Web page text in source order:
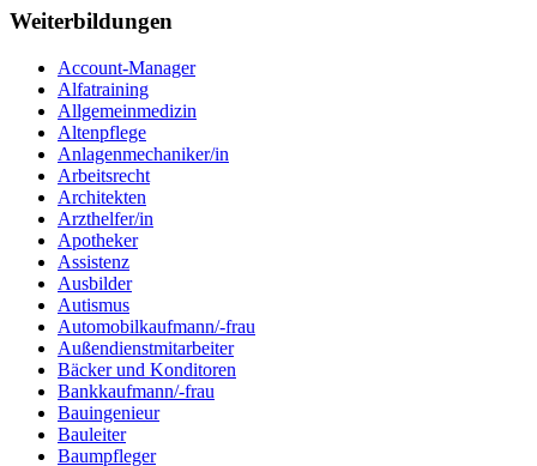
Weiterbildungen
Account-Manager
Alfatraining
Allgemeinmedizin
Altenpflege
Anlagenmechaniker/in
Arbeitsrecht
Architekten
Arzthelfer/in
Apotheker
Assistenz
Ausbilder
Autismus
Automobilkaufmann/-frau
Außendienstmitarbeiter
Bäcker und Konditoren
Bankkaufmann/-frau
Bauingenieur
Bauleiter
Baumpfleger